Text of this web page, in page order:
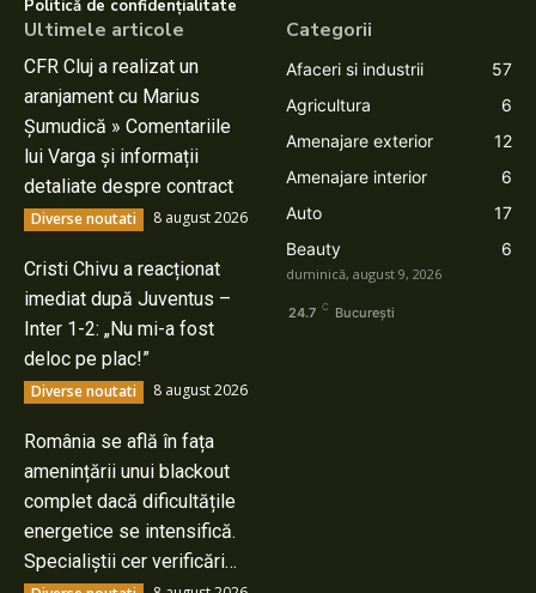
Politică de confidențialitate
Ultimele articole
CFR Cluj a realizat un
aranjament cu Marius
Șumudică » Comentariile
lui Varga și informații
detaliate despre contract
Diverse noutati 8 august 2026
Cristi Chivu a reacționat
imediat după Juventus –
Inter 1-2: „Nu mi-a fost
deloc pe plac!”
Diverse noutati 8 august 2026
România se află în fața
amenințării unui blackout
complet dacă dificultățile
energetice se intensifică.
Specialiștii cer verificări…
Categorii
Afaceri si industrii
57
Agricultura
6
Amenajare exterior
12
Amenajare interior
6
Auto
17
Beauty
6
duminică, august 9, 2026
24.7 C București